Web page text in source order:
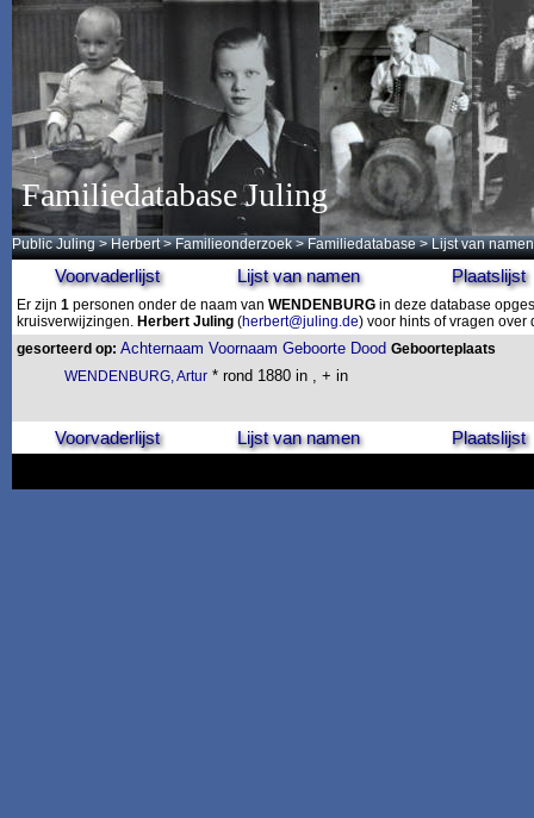
Familiedatabase Juling
Public Juling >Herbert >Familieonderzoek >Familiedatabase > Lijst van namen
Voorvaderlijst Lijst van namen Plaatslijst
Er zijn 1 personen onder de naam van WENDENBURG in deze database
kruisverwijzingen. Herbert Juling (herbert@juling.de) voor hints of vragen
gesorteerd op: Achternaam Voornaam Geboorte Dood Geboorteplaats
WENDENBURG, Artur * rond 1880 in , + in
Voorvaderlijst Lijst van namen Plaatslijst